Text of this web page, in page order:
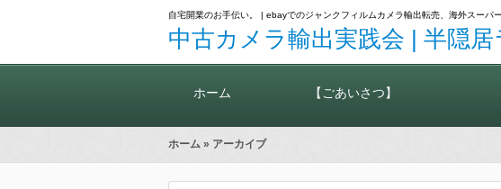
自宅開業のお手伝い。 | ebayでのジャンクフィルムカメラ輸出転売、海外スーパ
中古カメラ輸出実践会 | 半隠
ホーム 【ごあいさつ】
ホーム » アーカイブ